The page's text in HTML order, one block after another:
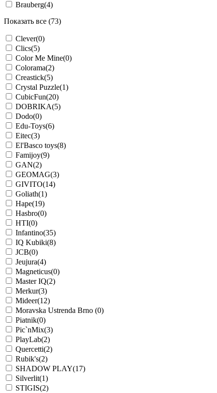
Brauberg(4)
Показать все (73)
Clever(0)
Clics(5)
Color Me Mine(0)
Colorama(2)
Creastick(5)
Crystal Puzzle(1)
CubicFun(20)
DOBRIKA(5)
Dodo(0)
Edu-Toys(6)
Eitec(3)
El'Basco toys(8)
Famijoy(9)
GAN(2)
GEOMAG(3)
GIVITO(14)
Goliath(1)
Hape(19)
Hasbro(0)
HTI(0)
Infantino(35)
IQ Kubiki(8)
JCB(0)
Jeujura(4)
Magneticus(0)
Master IQ(2)
Merkur(3)
Mideer(12)
Moravska Ustrenda Brno (0)
Piatnik(0)
Pic`nMix(3)
PlayLab(2)
Quercetti(2)
Rubik's(2)
SHADOW PLAY(17)
Silverlit(1)
STIGIS(2)